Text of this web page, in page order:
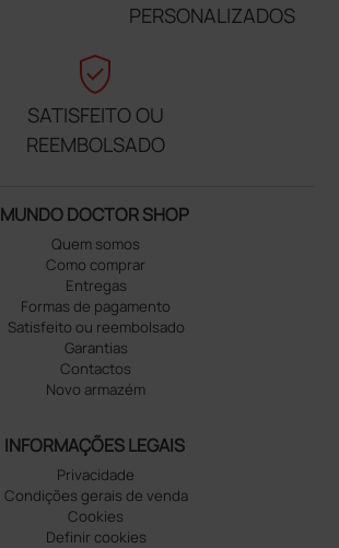
PERSONALIZADOS
verified_user
SATISFEITO OU
REEMBOLSADO
MUNDO DOCTOR SHOP
Quem somos
Como comprar
Entregas
Formas de pagamento
Satisfeito ou reembolsado
Garantias
Contactos
Novo armazém
INFORMAÇÕES LEGAIS
Privacidade
Condições gerais de venda
Cookies
Definir cookies